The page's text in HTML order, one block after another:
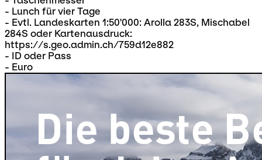
- Lunch für vier Tage
- Evtl. Landeskarten 1:50'000: Arolla 283S, Mischabel
284S oder Kartenausdruck:
https://s.geo.admin.ch/759d12e882
- ID oder Pass
- Euro